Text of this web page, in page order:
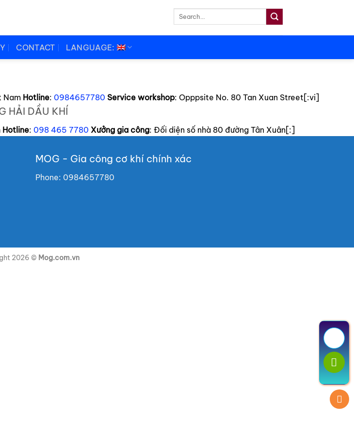
Search
CONTACT
LANGUAGE:
Nam Hotline: 0984657780 Service workshop: Opppsite No. 80 Tan Xuan Street[:vi]
HẢI DẦU KHÍ
Hotline: 098 465 7780 Xưởng gia công: Đối diện số nhà 80 đường Tân Xuân[:]
MOG - Gia công cơ khí chính xác
Phone: 0984657780
2026 © Mog.com.vn